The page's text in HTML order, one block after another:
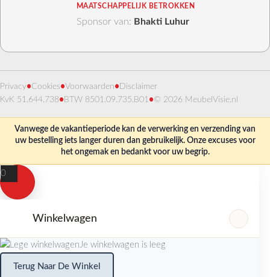
MAATSCHAPPELIJK BETROKKEN
Sponsor van: Bhakti Luhur
Privacy•Cookies•Voorwaarden• Disclaimer
KvK 51.644.738• BTW 8501.09.735.B01 •© 2026 MeubelVisie.nl
Vanwege de vakantieperiode kan de verwerking en verzending van
uw bestelling iets langer duren dan gebruikelijk. Onze excuses voor
het ongemak en bedankt voor uw begrip.
0
Winkelwagen
Je winkelwagen is leeg
Terug Naar De Winkel